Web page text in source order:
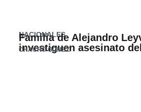
NACIONALES
Familia de Alejandro
investiguen asesinato
CHACHO GÓMEZ